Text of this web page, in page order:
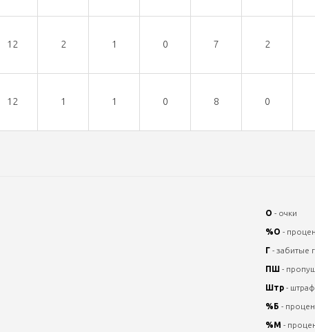
12 2 1 0 7 2
12 1 1 0 8 0
О - очки
%О -
Г - забитые
ПШ -
Штр -
%Б -
%М -